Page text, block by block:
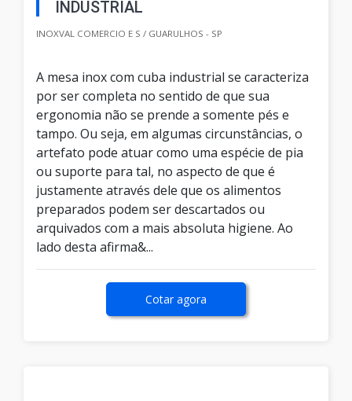
INDUSTRIAL
INOXVAL COMERCIO E S / GUARULHOS - SP
A mesa inox com cuba industrial se caracteriza
por ser completa no sentido de que sua
ergonomia não se prende a somente pés e
tampo. Ou seja, em algumas circunstâncias, o
artefato pode atuar como uma espécie de pia
ou suporte para tal, no aspecto de que é
justamente através dele que os alimentos
preparados podem ser descartados ou
arquivados com a mais absoluta higiene. Ao
lado desta afirma&...
Cotar agora